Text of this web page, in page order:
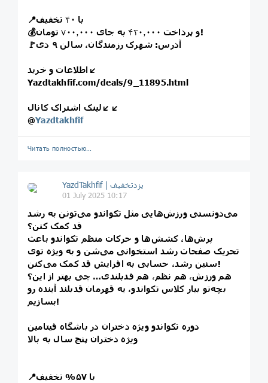
📍با ۴۰تخفیف
💰و پرداخت ۴۲۰٫۰۰۰به جای ۷۰۰٫۰۰۰
تومان!
🚩آدرس: شهرک رزمندگان، سالن ۹ دی
اطلاعات و خرید↙️
Yazdtakhfif.com/deals/9_11895.html
لینک اشتراک کانال↙️↙️
@Yazdtakhfif
Читать полностью…
01 July 2025 10:17
می‌دونستی ورزش‌هایی مثل تکواندو می‌تونن به رشد
قد کمک کنن؟
پرش‌ها، کشش‌ها و حرکات منظم تکواندو باعث
تحریک صفحات رشد استخوانی می‌شن و به ویژه توی
سنین رشد، حسابی به افزایش قد کمک می‌کنن!
هم ورزش، هم نظم، هم قدبلندی… چی بهتر از این؟
بچه‌تو بیار کلاس تکواندو، یه قهرمان قدبلند آینده رو
بسازیم!
دوره تکواندو ویژه دختران در باشگاه فیتامین
ویژه دختران پنج سال به بالا
📍با ۵۷% تخفیف